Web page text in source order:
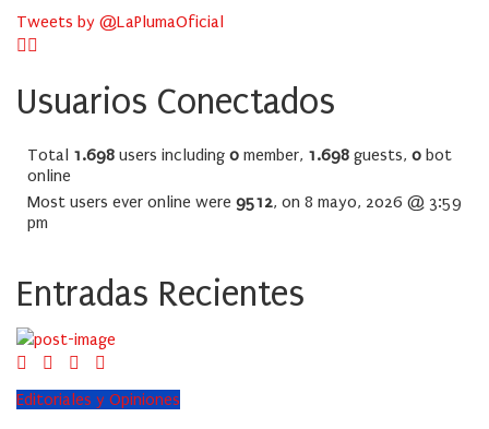
Tweets by @LaPlumaOficial
Usuarios Conectados
Total 1.698 users including 0 member, 1.698 guests, 0 bot
online
Most users ever online were 9512, on 8 mayo, 2026 @ 3:59
pm
Entradas Recientes
Editoriales y Opiniones